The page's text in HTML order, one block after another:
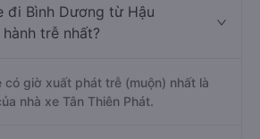
đi Bình Dương từ Hậu
trễ nhất?
có giờ xuất phát trễ (muộn) nhất là
nhà xe Tân Thiên Phát.